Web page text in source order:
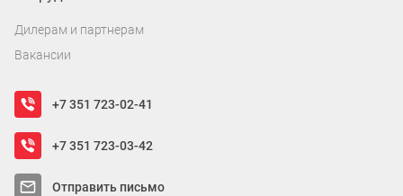
Дилерам и партнерам
Вакансии
+7 351 723-02-41
+7 351 723-03-42
Отправить письмо